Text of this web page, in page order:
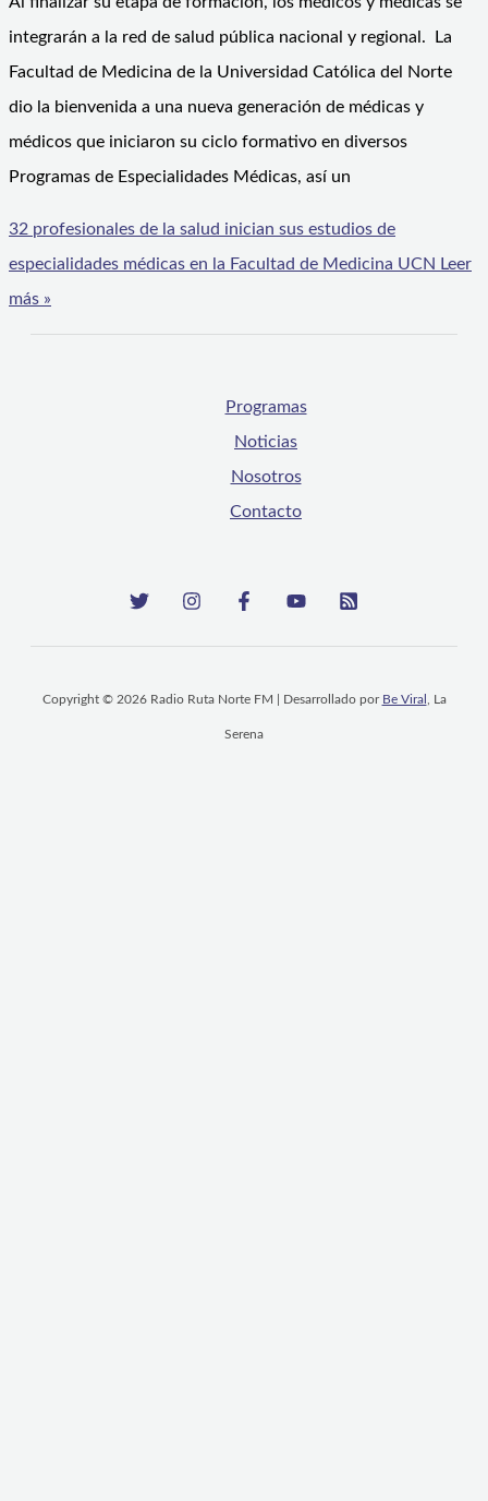
integrarán a la red de salud pública nacional y regional. La
Facultad de Medicina de la Universidad Católica del Norte
dio la bienvenida a una nueva generación de médicas y
médicos que iniciaron su ciclo formativo en diversos
Programas de Especialidades Médicas, así un
32 profesionales de la salud inician sus estudios de
especialidades médicas en la Facultad de Medicina UCN Leer
más »
Programas
Noticias
Nosotros
Contacto
Copyright © 2026 Radio Ruta Norte FM | Desarrollado por Be Viral , La
Serena